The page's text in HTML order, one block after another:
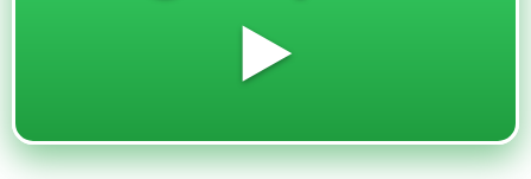
▶️